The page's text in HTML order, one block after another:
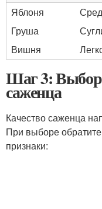
Яблоня
Груша
Вишня
Шаг 3: Выбор
саженца
Качество саженца
При выборе
признаки: